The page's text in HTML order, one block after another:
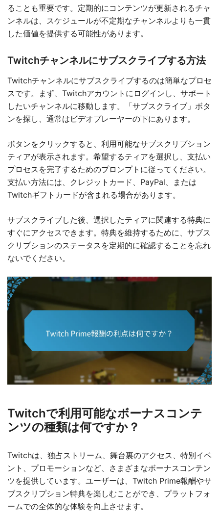
ることも重要です。定期的にコンテンツが更新されるチャ
ンネルは、スケジュールが不定期なチャンネルよりも一貫
した価値を提供する可能性があります。
Twitchチャンネルにサブスクライブする方法
Twitchチャンネルにサブスクライブするのは簡単なプロセ
スです。まず、Twitchアカウントにログインし、サポート
したいチャンネルに移動します。「サブスクライブ」ボタ
ンを探し、通常はビデオプレーヤーの下にあります。
ボタンをクリックすると、利用可能なサブスクリプション
ティアが表示されます。希望するティアを選択し、支払い
プロセスを完了するためのプロンプトに従ってください。
支払い方法には、クレジットカード、PayPal、または
Twitchギフトカードが含まれる場合があります。
サブスクライブした後、選択したティアに関連する特典に
すぐにアクセスできます。特典を維持するために、サブス
クリプションのステータスを定期的に確認することを忘れ
ないでください。
Twitchで利用可能なボーナスコンテ
ンツの種類は何ですか？
Twitchは、独占ストリーム、舞台裏のアクセス、特別イベ
ント、プロモーションなど、さまざまなボーナスコンテン
ツを提供しています。ユーザーは、Twitch Prime報酬やサ
ブスクリプション特典を楽しむことができ、プラットフォ
ームでの全体的な体験を向上させます。